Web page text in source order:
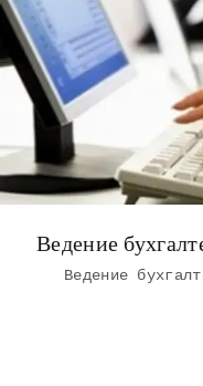
Ведение
Ведение